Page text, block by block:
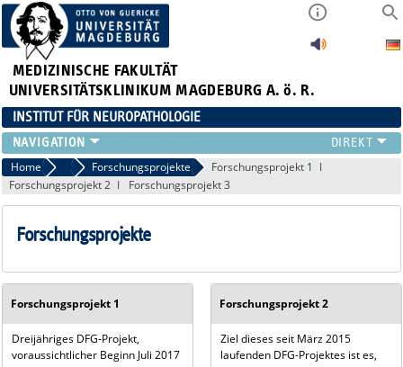
MEDIZINISCHE FAKULTÄT
UNIVERSITÄTSKLINIKUM MAGDEBURG A. ö. R.
INSTITUT FÜR NEUROPATHOLOGIE
TEAM
FORSCHUNG
LEHRE
STELLENANGEBOTE
ZUSÄTZLICHE INFORMATIONEN
Home ForschungForschungsprojekte
Forschungsprojekt 1
Forschungsprojekt 2
Forschungsprojekt 3
Forschungsprojekte
Forschungsprojekt 1
Dreijähriges DFG-Projekt,
voraussichtlicher Beginn Juli 2017
Forschungsprojekt 2
Ziel dieses seit März 2015
laufenden DFG-Projektes ist es,